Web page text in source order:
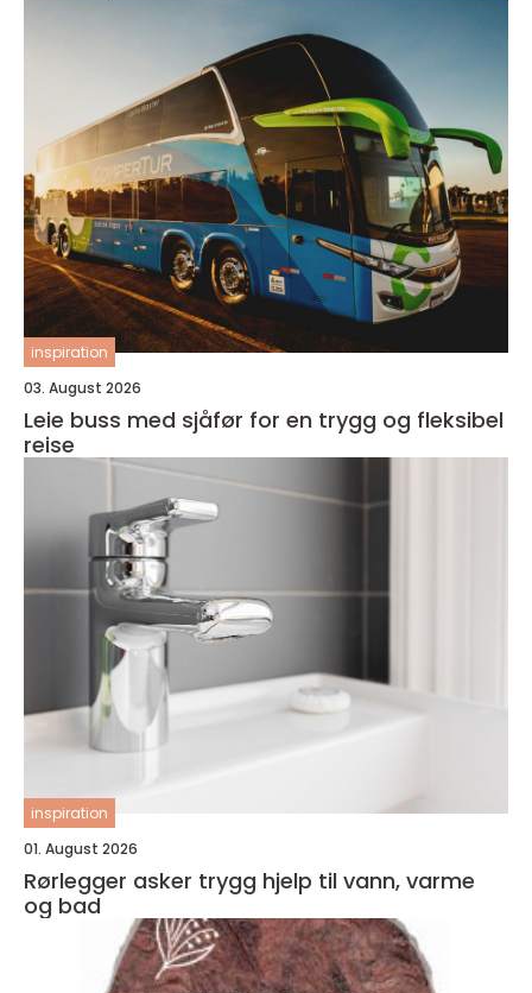
inspiration
03. August 2026
Leie buss med sjåfør for en trygg og fleksibel
reise
inspiration
01. August 2026
Rørlegger asker trygg hjelp til vann, varme
og bad